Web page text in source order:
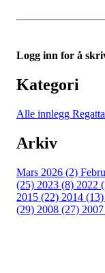
Logg inn for å
Kategori
Alle innlegg
Arkiv
Mars 2026 (2)
(25) 2023 (8) 2022
2015 (22) 2014 (13)
(29) 2008 (27)